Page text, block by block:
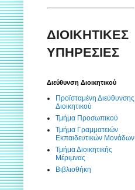
ΔΙΟΙΚΗΤΙΚΕΣ
ΥΠΗΡΕΣΙΕΣ
Διεύθυνση Διοικητικού
Προϊσταμένη Διεύθυνσης
Διοικητικού
Τμήμα Προσωπικού
Τμήμα Γραμματειών
Εκπαιδευτικών Μονάδων
Τμήμα Διοικητικής
Μέριμνας
Βιβλιοθήκη